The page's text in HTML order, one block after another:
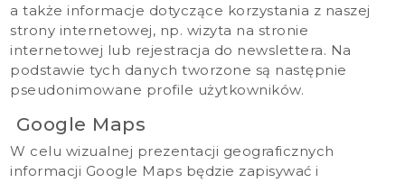
a także informacje dotyczące korzystania z naszej
strony internetowej, np. wizyta na stronie
internetowej lub rejestracja do newslettera. Na
podstawie tych danych tworzone są następnie
pseudonimowane profile użytkowników.
Google Maps
W celu wizualnej prezentacji geograficznych
informacji Google Maps będzie zapisywać i